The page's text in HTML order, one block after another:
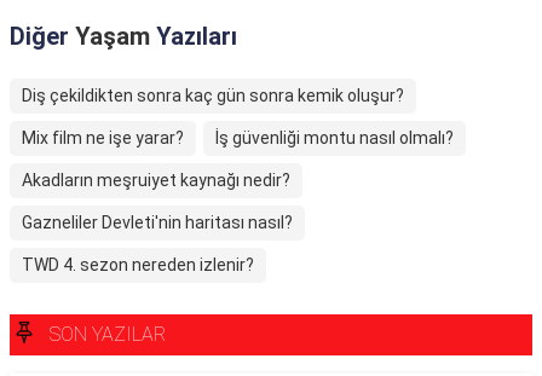
Diğer Yaşam Yazıları
Diş çekildikten sonra kaç gün sonra kemik oluşur?
Mix film ne işe yarar? İş güvenliği montu nasıl olmalı?
Akadların meşruiyet kaynağı nedir?
Gazneliler Devleti'nin haritası nasıl?
TWD 4. sezon nereden izlenir?
SON YAZILAR